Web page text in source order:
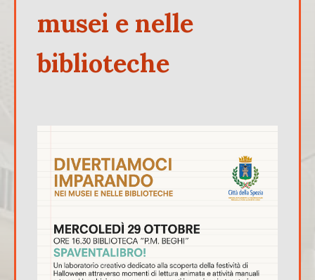
musei e nelle
biblioteche